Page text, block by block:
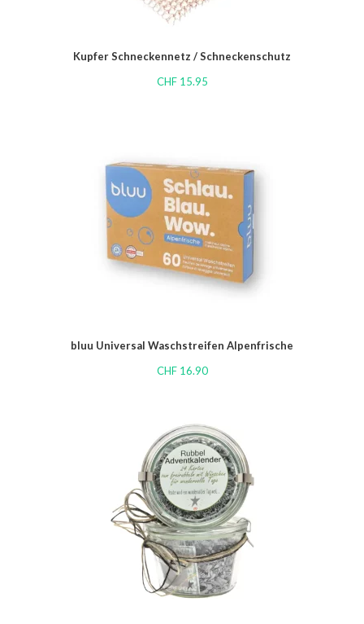
Kupfer Schneckennetz / Schneckenschutz
CHF15.95
bluu Universal Waschstreifen Alpenfrische
CHF16.90